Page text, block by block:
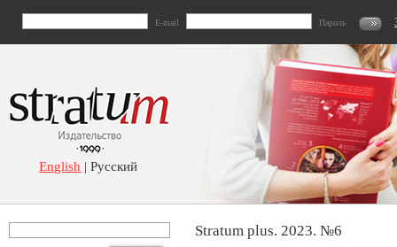
E-mail Пароль
English | Русский
Stratum plus. 2023. №6